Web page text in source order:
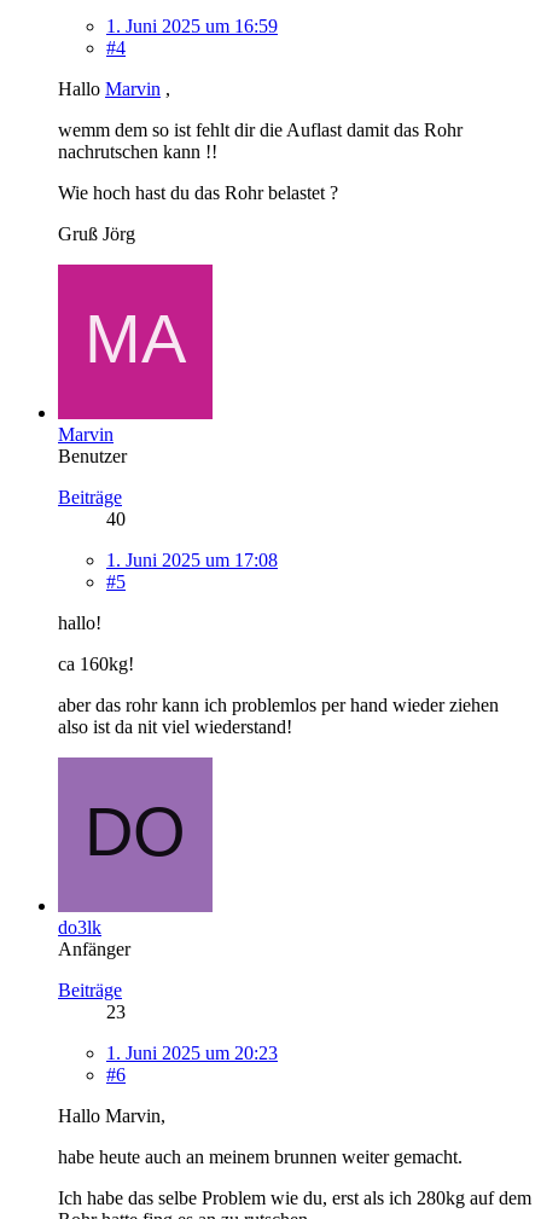
1. Juni 2025 um 16:59
#4
Hallo Marvin ,
wemm dem so ist fehlt dir die Auflast damit das Rohr
nachrutschen kann !!
Wie hoch hast du das Rohr belastet ?
Gruß Jörg
Marvin
Benutzer
Beiträge
40
1. Juni 2025 um 17:08
#5
hallo!
ca 160kg!
aber das rohr kann ich problemlos per hand wieder ziehen
also ist da nit viel wiederstand!
do3lk
Anfänger
Beiträge
23
1. Juni 2025 um 20:23
#6
Hallo Marvin,
habe heute auch an meinem brunnen weiter gemacht.
Ich habe das selbe Problem wie du, erst als ich 280kg auf dem